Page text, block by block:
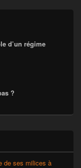
d’un régime
?
de ses milices à